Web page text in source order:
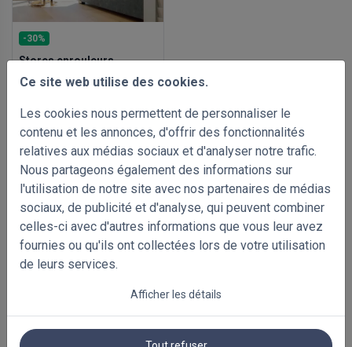
Ce site web utilise des cookies.
Les cookies nous permettent de personnaliser le
contenu et les annonces, d'offrir des fonctionnalités
relatives aux médias sociaux et d'analyser notre trafic.
Nous partageons également des informations sur
l'utilisation de notre site avec nos partenaires de médias
sociaux, de publicité et d'analyse, qui peuvent combiner
celles-ci avec d'autres informations que vous leur avez
fournies ou qu'ils ont collectées lors de votre utilisation
de leurs services.
Afficher les détails
-30%
Stores enrouleurs
standard
€ 58.15€ 83.08
Prix Avec TVA